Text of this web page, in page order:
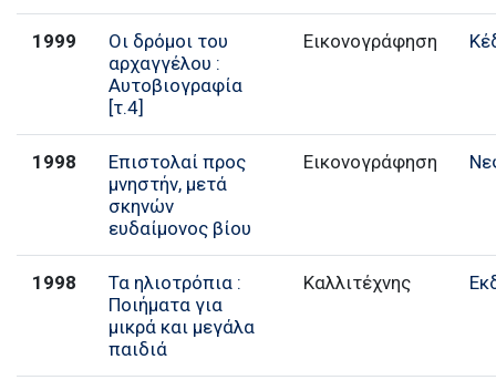
1999
Οι δρόμοι του
αρχαγγέλου :
Αυτοβιογραφία
[τ.4]
Εικονογράφηση
1998
Επιστολαί προς
μνηστήν, μετά
σκηνών
ευδαίμονος βίου
Εικονογράφηση
1998
Τα ηλιοτρόπια :
Ποιήματα για
μικρά και μεγάλα
παιδιά
Καλλιτέχνης